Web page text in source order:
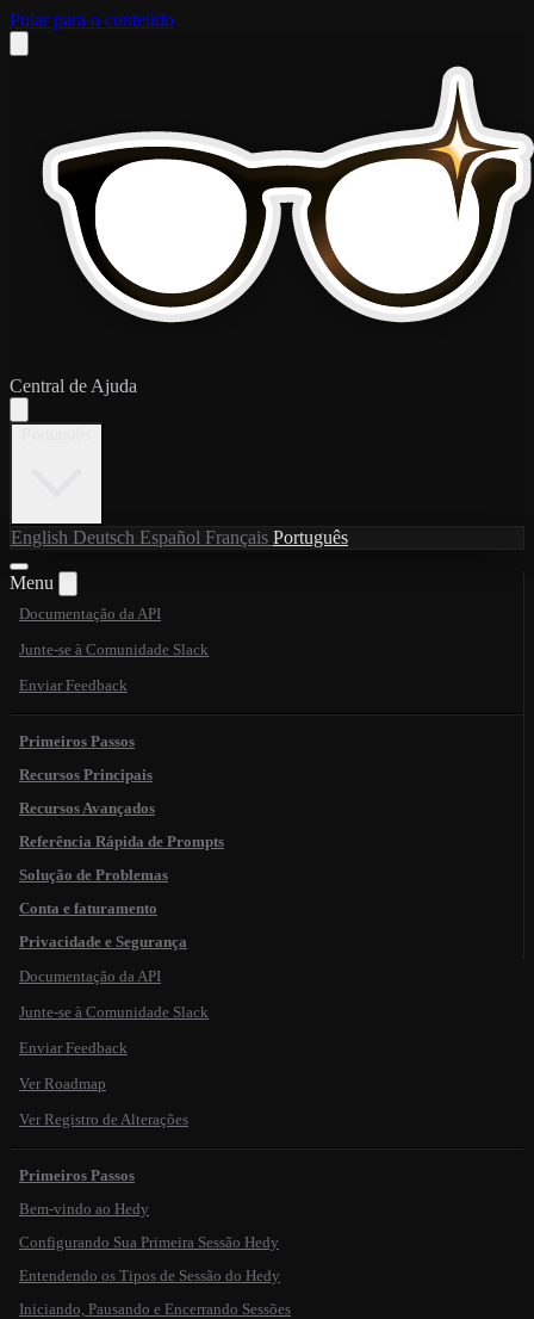
Pular para o conteúdo
Central de Ajuda
English Deutsch Español Français Português
Menu
Documentação da API
Junte-se à Comunidade Slack
Enviar Feedback
Primeiros Passos
Recursos Principais
Recursos Avançados
Referência Rápida de Prompts
Solução de Problemas
Conta e faturamento
Privacidade e Segurança
Documentação da API
Junte-se à Comunidade Slack
Enviar Feedback
Ver Roadmap
Ver Registro de Alterações
Primeiros Passos
Bem-vindo ao Hedy
Configurando Sua Primeira Sessão Hedy
Entendendo os Tipos de Sessão do Hedy
Iniciando, Pausando e Encerrando Sessões